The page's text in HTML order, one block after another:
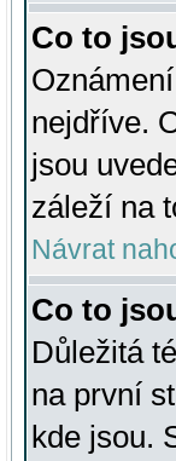
Co to
nejdříve.
jsou
záleží na
Návrat
Co to
Důležitá
na první
kde jsou.